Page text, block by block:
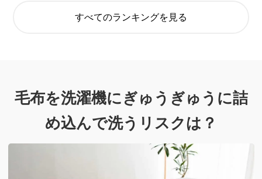
すべてのランキングを見る
毛布を洗濯機にぎゅうぎゅうに詰
め込んで洗うリスクは？